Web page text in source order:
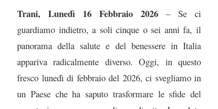
Trani, Lunedì 16 Febbraio 2026 – Se ci
guardiamo indietro, a soli cinque o sei anni fa, il
panorama della salute e del benessere in Italia
appariva radicalmente diverso. Oggi, in questo
fresco lunedì di febbraio del 2026, ci svegliamo in
un Paese che ha saputo trasformare le sfide del